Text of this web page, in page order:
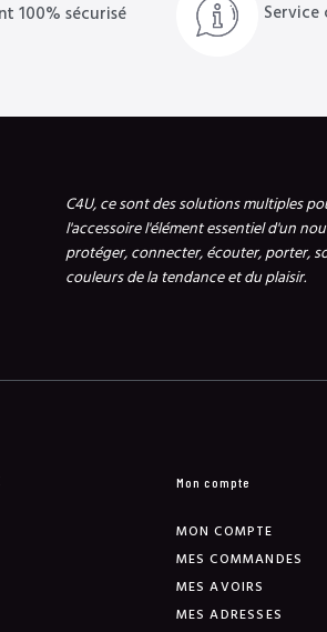
100% sécurisé Service
C4U, ce sont des solutions multiples
l'accessoire l'élément essentiel d'un
protéger, connecter, écouter, porter,
couleurs de la tendance et du plaisir.
Mon compte
MON COMPTE
MES COMMANDES
MES AVOIRS
MES ADRESSES